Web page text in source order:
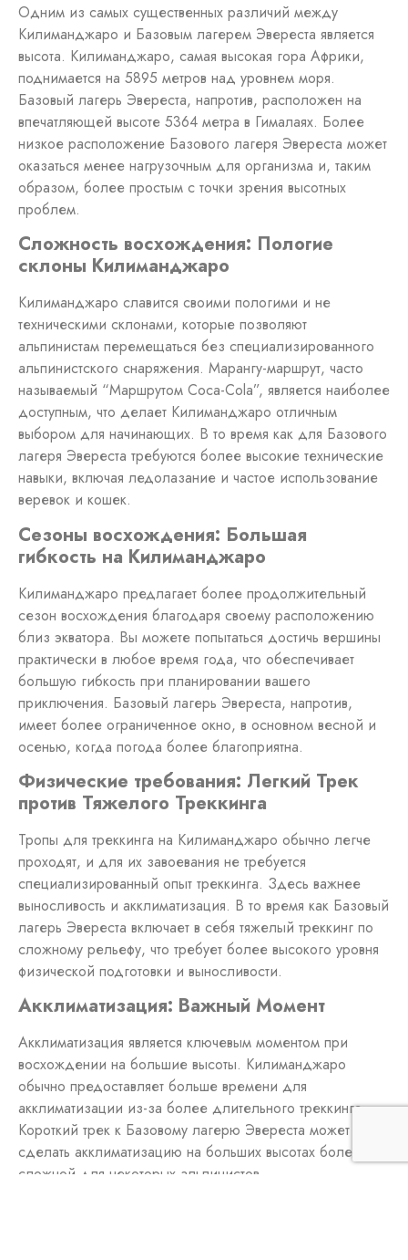
Одним из самых существенных различий между
Килиманджаро и Базовым лагерем Эвереста является
высота. Килиманджаро, самая высокая гора Африки,
поднимается на 5895 метров над уровнем моря.
Базовый лагерь Эвереста, напротив, расположен на
впечатляющей высоте 5364 метра в Гималаях. Более
низкое расположение Базового лагеря Эвереста может
оказаться менее нагрузочным для организма и, таким
образом, более простым с точки зрения высотных
проблем.
Сложность восхождения: Пологие
склоны Килиманджаро
Килиманджаро славится своими пологими и не
техническими склонами, которые позволяют
альпинистам перемещаться без специализированного
альпинистского снаряжения. Марангу-маршрут, часто
называемый “Маршрутом Coca-Cola”, является наиболее
доступным, что делает Килиманджаро отличным
выбором для начинающих. В то время как для Базового
лагеря Эвереста требуются более высокие технические
навыки, включая ледолазание и частое использование
веревок и кошек.
Сезоны восхождения: Большая
гибкость на Килиманджаро
Килиманджаро предлагает более продолжительный
сезон восхождения благодаря своему расположению
близ экватора. Вы можете попытаться достичь вершины
практически в любое время года, что обеспечивает
большую гибкость при планировании вашего
приключения. Базовый лагерь Эвереста, напротив,
имеет более ограниченное окно, в основном весной и
осенью, когда погода более благоприятна.
Физические требования: Легкий Трек
против Тяжелого Треккинга
Тропы для треккинга на Килиманджаро обычно легче
проходят, и для их завоевания не требуется
специализированный опыт треккинга. Здесь важнее
выносливость и акклиматизация. В то время как Базовый
лагерь Эвереста включает в себя тяжелый треккинг по
сложному рельефу, что требует более высокого уровня
физической подготовки и выносливости.
Акклиматизация: Важный Момент
Акклиматизация является ключевым моментом при
восхождении на большие высоты. Килиманджаро
обычно предоставляет больше времени для
акклиматизации из-за более длительного треккинга.
Короткий трек к Базовому лагерю Эвереста может
сделать акклиматизацию на больших высотах более
сложной для некоторых альпинистов.